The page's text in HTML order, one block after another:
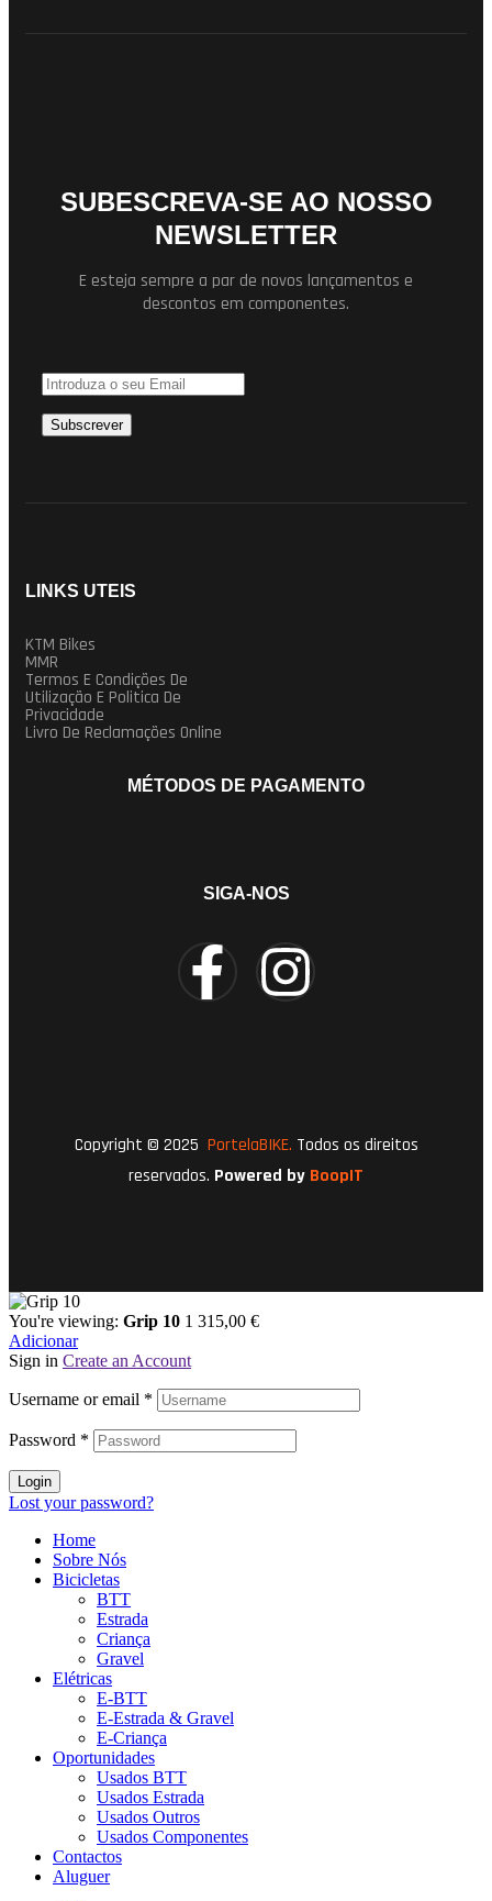
SUBESCREVA-SE AO NOSSO
NEWSLETTER
E esteja sempre a par de novos lançamentos e
descontos em componentes.
LINKS UTEIS
KTM Bikes
MMR
Termos E Condições De
Utilização E Politica De
Privacidade
Livro De Reclamações Online
MÉTODOS DE PAGAMENTO
SIGA-NOS
Copyright © 2025 PortelaBIKE. Todos os direitos
reservados. Powered by BoopIT
You're viewing: Grip 10 1 315,00 €
Adicionar
Sign in Create an Account
Username or email *
Password *
Login
Lost your password?
Home
Sobre Nós
Bicicletas
BTT
Estrada
Criança
Gravel
Elétricas
E-BTT
E-Estrada & Gravel
E-Criança
Oportunidades
Usados BTT
Usados Estrada
Usados Outros
Usados Componentes
Contactos
Aluguer